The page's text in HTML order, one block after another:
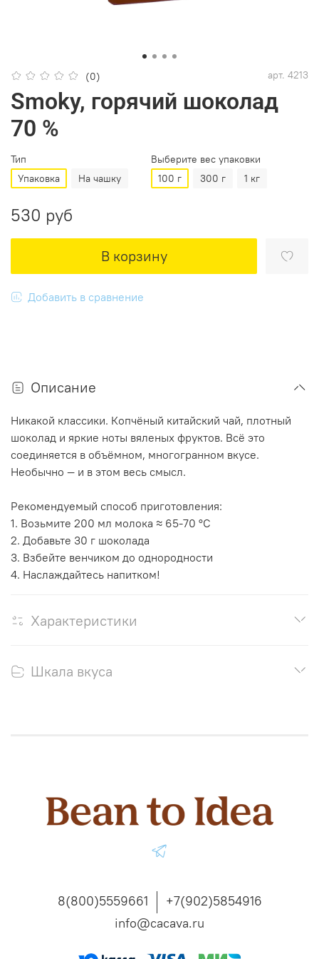
(0) арт. 4213
Smoky, горячий шоколад
70 %
Тип
Упаковка
На чашку
Выберите вес упаковки
100 г
300 г 1 кг
530 руб
В корзину
Добавить в сравнение
Описание
Никакой классики. Копчёный китайский чай, плотный
шоколад и яркие ноты вяленых фруктов. Всё это
соединяется в объёмном, многогранном вкусе.
Необычно — и в этом весь смысл.
Рекомендуемый способ приготовления:
1. Возьмите 200 мл молока ≈ 65-70 °С
2. Добавьте 30 г шоколада
3. Взбейте венчиком до однородности
4. Наслаждайтесь напитком!
Характеристики
Шкала вкуса
8(800)5559661
+7(902)5854916
info@cacava.ru